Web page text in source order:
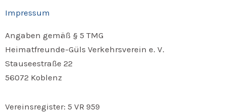
Impressum
Angaben gemäß § 5 TMG
Heimatfreunde-Güls Verkehrsverein e. V.
Stauseestraße 22
56072 Koblenz
Vereinsregister: 5 VR 959